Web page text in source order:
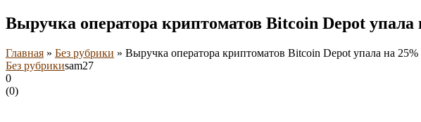
Выручка оператора криптоматов Bitcoin Depot упала
Главная » Без рубрики » Выручка оператора криптоматов Bitcoin Depot упала на 25%
Без рубрикиsam27
0
(0)